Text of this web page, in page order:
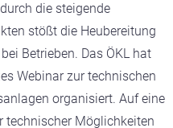
die steigende
stößt die Heubereitung
Betrieben. Das ÖKL hat
Webinar zur technischen
organisiert. Auf eine
technischer Möglichkeiten